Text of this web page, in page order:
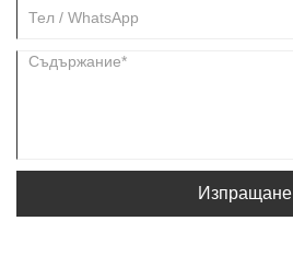
Изпращане